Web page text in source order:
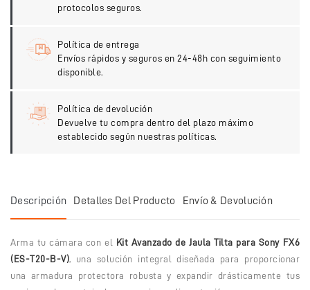
protocolos seguros.
Política de entrega
Envíos rápidos y seguros en 24-48h con seguimiento
disponible.
Política de devolución
Devuelve tu compra dentro del plazo máximo
establecido según nuestras políticas.
Descripción Detalles Del Producto Envío & Devolución
Arma tu cámara con el
Kit Avanzado de Jaula Tilta para Sony FX6
(ES-T20-B-V), una solución integral diseñada para proporcionar
una armadura protectora robusta y expandir drásticamente tus